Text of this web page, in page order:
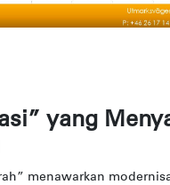
yang
menawarkan